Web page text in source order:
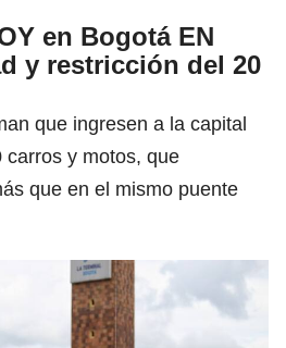
en Bogotá EN
y restricción del 20
que ingresen a la capital
carros y motos, que
que en el mismo puente